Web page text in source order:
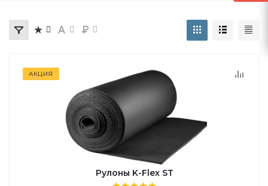
АКЦИЯ
Рулоны K-Flex ST